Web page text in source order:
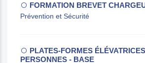
FORMATION BREVET
Prévention et Sécurité
PLATES-FORMES
PERSONNES - BASE